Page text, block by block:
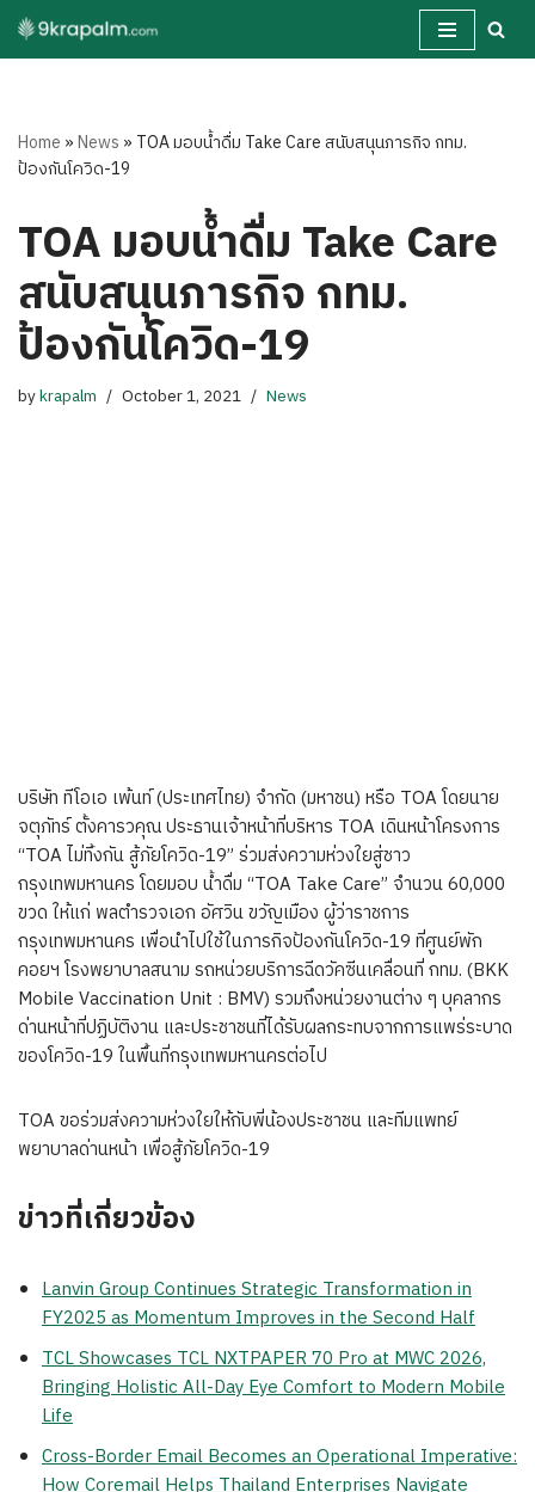
Skip
Home »News » TOA มอบน้ำดื่ม Take Care สนับสนุนภารกิจ กทม.
ป้องกันโควิด-19
TOA มอบน้ำดื่ม Take Care
สนับสนุนภารกิจ กทม.
ป้องกันโควิด-19
bykrapalm October 1, 2021 News
บริษัท ทีโอเอ เพ้นท์ (ประเทศไทย) จำกัด (มหาชน) หรือ TOA โดยนาย
จตุภัทร์ ตั้งคารวคุณ ประธานเจ้าหน้าที่บริหาร TOA เดินหน้าโครงการ
“TOA ไม่ทิ้งกัน สู้ภัยโควิด-19” ร่วมส่งความห่วงใยสู่ชาว
กรุงเทพมหานคร โดยมอบ น้ำดื่ม “TOA Take Care” จำนวน 60,000
ขวด ให้แก่ พลตำรวจเอก อัศวิน ขวัญเมือง ผู้ว่าราชการ
กรุงเทพมหานคร เพื่อนำไปใช้ในภารกิจป้องกันโควิด-19 ที่ศูนย์พัก
คอยฯ โรงพยาบาลสนาม รถหน่วยบริการฉีดวัคซีนเคลื่อนที่ กทม. (BKK
Mobile Vaccination Unit : BMV) รวมถึงหน่วยงานต่าง ๆ บุคลากร
ด่านหน้าที่ปฏิบัติงาน และประชาชนที่ได้รับผลกระทบจากการแพร่ระบาด
ของโควิด-19 ในพื้นที่กรุงเทพมหานครต่อไป
TOA ขอร่วมส่งความห่วงใยให้กับพี่น้องประชาชน และทีมแพทย์
พยาบาลด่านหน้า เพื่อสู้ภัยโควิด-19
ข่าวที่เกี่ยวข้อง
Lanvin Group Continues Strategic Transformation in
FY2025 as Momentum Improves in the Second Half
TCL Showcases TCL NXTPAPER 70 Pro at MWC 2026,
Bringing Holistic All-Day Eye Comfort to Modern Mobile
Life
Cross-Border Email Becomes an Operational Imperative:
How Coremail Helps Thailand Enterprises Navigate